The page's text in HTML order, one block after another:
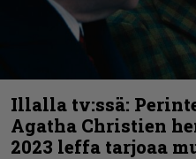
Illalla tv:ssä:
Agatha Christien
2023 leffa tarjoaa